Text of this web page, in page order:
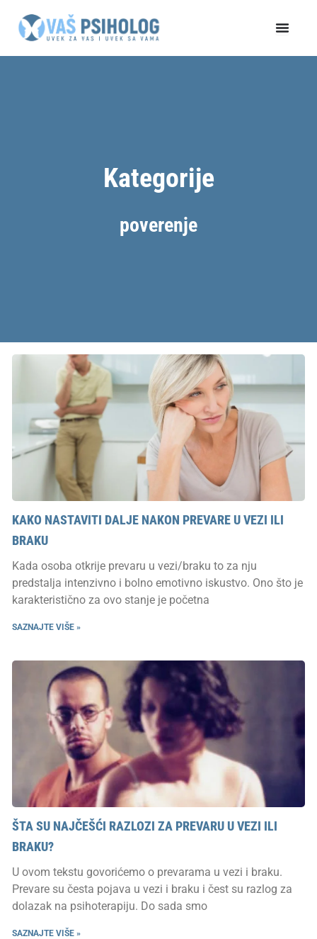
Kategorije
poverenje
KAKO NASTAVITI DALJE NAKON PREVARE U VEZI ILI
BRAKU
Kada osoba otkrije prevaru u vezi/braku to za nju
predstalja intenzivno i bolno emotivno iskustvo. Ono što je
karakteristično za ovo stanje je početna
SAZNAJTE VIŠE »
ŠTA SU NAJČEŠĆI RAZLOZI ZA PREVARU U VEZI ILI
BRAKU?
U ovom tekstu govorićemo o prevarama u vezi i braku.
Prevare su česta pojava u vezi i braku i čest su razlog za
dolazak na psihoterapiju. Do sada smo
SAZNAJTE VIŠE »